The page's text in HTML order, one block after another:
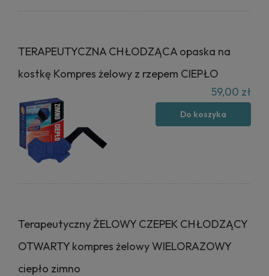
TERAPEUTYCZNA CHŁODZĄCA opaska na
kostkę Kompres żelowy z rzepem CIEPŁO
59,00 zł
Do koszyka
Terapeutyczny ŻELOWY CZEPEK CHŁODZĄCY
OTWARTY kompres żelowy WIELORAZOWY
ciepło zimno